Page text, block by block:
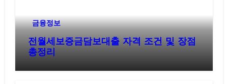
금융정보
전월세보증금담보대출 자격 조건 및 장점
총정리